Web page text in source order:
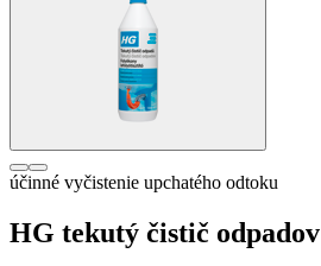
účinné vyčistenie upchatého odtoku
HG tekutý čistič odpadov